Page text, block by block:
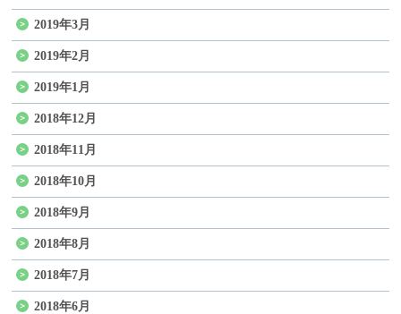
2019年3月
2019年2月
2019年1月
2018年12月
2018年11月
2018年10月
2018年9月
2018年8月
2018年7月
2018年6月